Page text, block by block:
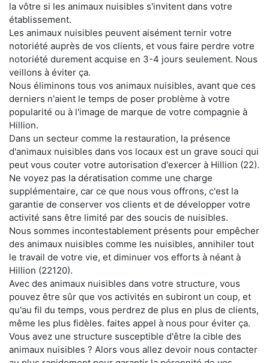
la vôtre si les animaux nuisibles s'invitent dans votre
établissement.
Les animaux nuisibles peuvent aisément ternir votre
notoriété auprès de vos clients, et vous faire perdre votre
notoriété durement acquise en 3-4 jours seulement. Nous
veillons à éviter ça.
Nous éliminons tous vos animaux nuisibles, avant que ces
derniers n'aient le temps de poser problème à votre
popularité ou à l'image de marque de votre compagnie à
Hillion.
Dans un secteur comme la restauration, la présence
d'animaux nuisibles dans vos locaux est un grave souci qui
peut vous couter votre autorisation d'exercer à Hillion (22).
Ne voyez pas la dératisation comme une charge
supplémentaire, car ce que nous vous offrons, c'est la
garantie de conserver vos clients et de développer votre
activité sans être limité par des soucis de nuisibles.
Nous sommes incontestablement présents pour empêcher
des animaux nuisibles comme les nuisibles, annihiler tout
le travail de votre vie, et diminuer vos efforts à néant à
Hillion (22120).
Avec des animaux nuisibles dans votre structure, vous
pouvez être sûr que vos activités en subiront un coup, et
qu'au fil du temps, vous perdrez de plus en plus de clients,
même les plus fidèles. faites appel à nous pour éviter ça.
Vous avez une structure susceptible d'être la cible des
animaux nuisibles ? Alors vous allez devoir nous contacter